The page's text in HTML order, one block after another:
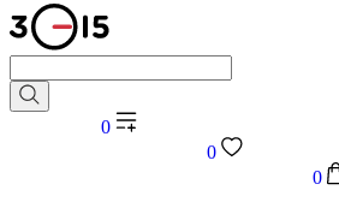
0
0
0